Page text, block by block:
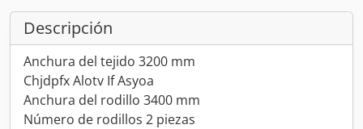
Descripción
Anchura del tejido 3200 mm
Chjdpfx Alotv If Asyoa
Anchura del rodillo 3400 mm
Número de rodillos 2 piezas